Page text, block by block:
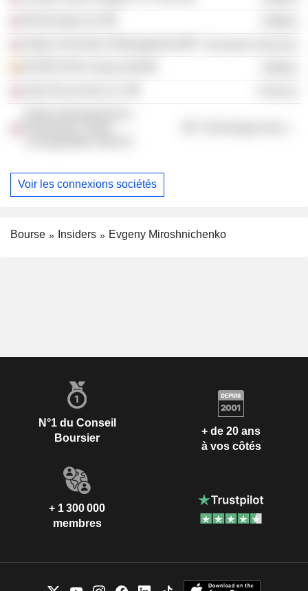
Voir les connexions sociétés
Bourse Insiders Evgeny Miroshnichenko
N°1 du Conseil
Boursier
+ de 20 ans
à vos côtés
+ 1 300 000
membres